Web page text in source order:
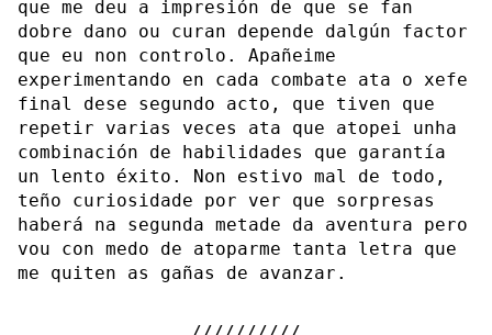
que me deu a impresión de que se fan
dobre dano ou curan depende dalgún factor
que eu non controlo. Apañeime
experimentando en cada combate ata o xefe
final dese segundo acto, que tiven que
repetir varias veces ata que atopei unha
combinación de habilidades que garantía
un lento éxito. Non estivo mal de todo,
teño curiosidade por ver que sorpresas
haberá na segunda metade da aventura pero
vou con medo de atoparme tanta letra que
me quiten as gañas de avanzar.